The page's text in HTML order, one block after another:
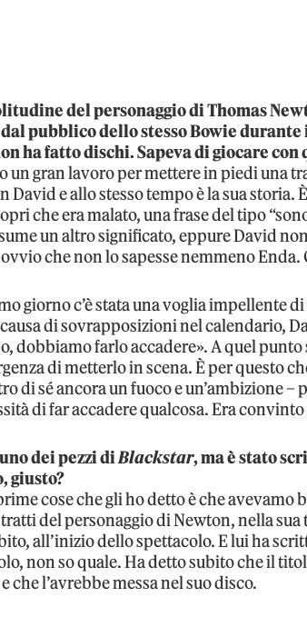
del personaggio di Thomas
pubblico dello stesso Bowie durante
ha fatto dischi. Sapeva di giocare con
un gran lavoro per mettere in piedi una
David e allo stesso tempo è la sua
che era malato, una frase del tipo
un altro significato, eppure David
che non lo sapesse nemmeno Enda.
giorno c’è stata una voglia impellente
di sovrapposizioni nel calendario,
dobbiamo farlo accadere». A quel punto
di metterlo in scena. È per questo
di sé ancora un fuoco e un’ambizione
di far accadere qualcosa. Era
dei pezzi diBlackstar, ma è stato
giusto?
cose che gli ho detto è che avevamo
del personaggio di Newton, nella
all’inizio dello spettacolo. E lui ha
non so quale. Ha detto subito che il
che l’avrebbe messa nel suo disco.